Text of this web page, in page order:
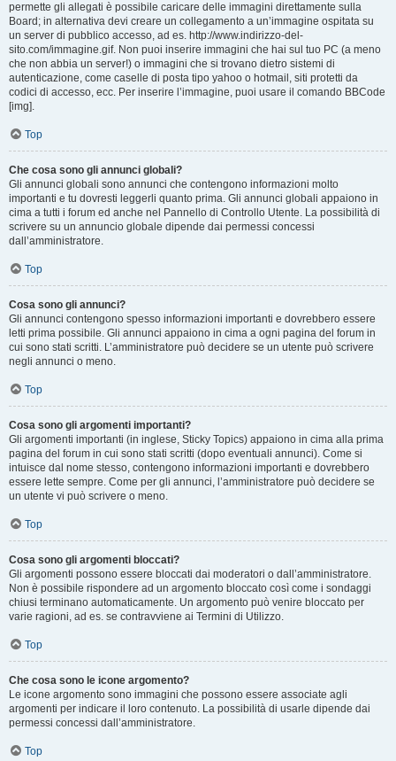
permette gli allegati è possibile caricare delle immagini direttamente sulla
Board; in alternativa devi creare un collegamento a un’immagine ospitata su
un server di pubblico accesso, ad es. http://www.indirizzo-del-
sito.com/immagine.gif. Non puoi inserire immagini che hai sul tuo PC (a meno
che non abbia un server!) o immagini che si trovano dietro sistemi di
autenticazione, come caselle di posta tipo yahoo o hotmail, siti protetti da
codici di accesso, ecc. Per inserire l’immagine, puoi usare il comando BBCode
[img].
Top
Che cosa sono gli annunci globali?
Gli annunci globali sono annunci che contengono informazioni molto
importanti e tu dovresti leggerli quanto prima. Gli annunci globali appaiono in
cima a tutti i forum ed anche nel Pannello di Controllo Utente. La possibilità di
scrivere su un annuncio globale dipende dai permessi concessi
dall’amministratore.
Top
Cosa sono gli annunci?
Gli annunci contengono spesso informazioni importanti e dovrebbero essere
letti prima possibile. Gli annunci appaiono in cima a ogni pagina del forum in
cui sono stati scritti. L’amministratore può decidere se un utente può scrivere
negli annunci o meno.
Top
Cosa sono gli argomenti importanti?
Gli argomenti importanti (in inglese, Sticky Topics) appaiono in cima alla prima
pagina del forum in cui sono stati scritti (dopo eventuali annunci). Come si
intuisce dal nome stesso, contengono informazioni importanti e dovrebbero
essere lette sempre. Come per gli annunci, l’amministratore può decidere se
un utente vi può scrivere o meno.
Top
Cosa sono gli argomenti bloccati?
Gli argomenti possono essere bloccati dai moderatori o dall’amministratore.
Non è possibile rispondere ad un argomento bloccato così come i sondaggi
chiusi terminano automaticamente. Un argomento può venire bloccato per
varie ragioni, ad es. se contravviene ai Termini di Utilizzo.
Top
Che cosa sono le icone argomento?
Le icone argomento sono immagini che possono essere associate agli
argomenti per indicare il loro contenuto. La possibilità di usarle dipende dai
permessi concessi dall’amministratore.
Top